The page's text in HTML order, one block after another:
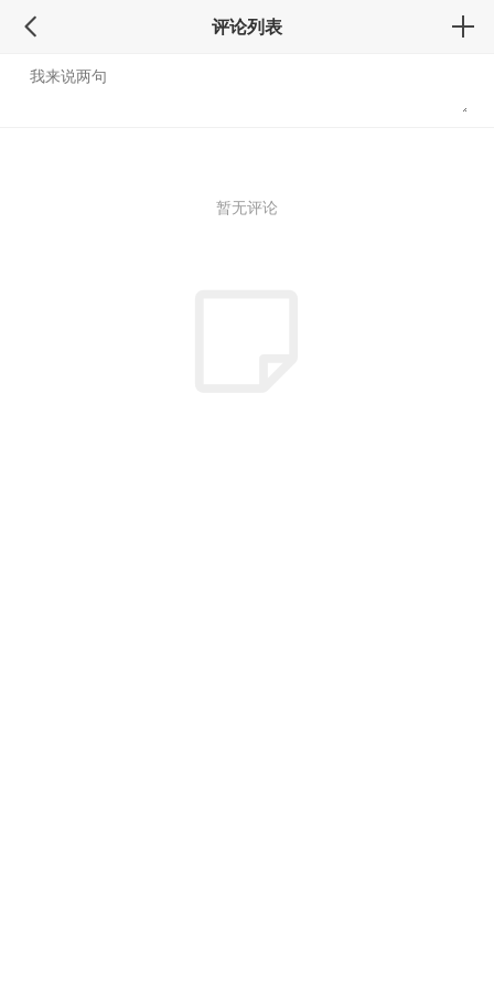
评论列表
暂无评论